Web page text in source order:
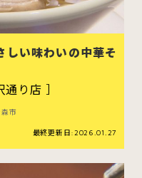
い味わいの中華そ
り店 ］
市
最終更新日:2026.01.27